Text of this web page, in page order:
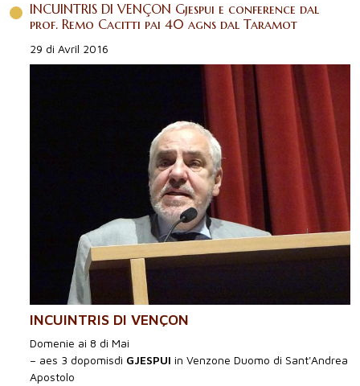
INCUINTRIS DI VENÇON Gjespui e conference dal
prof. Remo Cacitti pai 40 agns dal Taramot
29 di Avrîl 2016
INCUINTRIS DI VENÇON
Domenie ai 8 di Mai
– aes 3 dopomisdì GJESPUI in Venzone Duomo di Sant'Andrea
Apostolo